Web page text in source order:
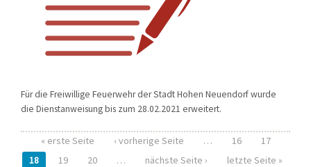
Für die Freiwillige Feuerwehr der Stadt Hohen Neuendorf wurde
die Dienstanweisung bis zum 28.02.2021 erweitert.
Seiten
« erste Seite ‹ vorherige Seite … 16
17
18
19 20 … nächste Seite › letzte Seite »